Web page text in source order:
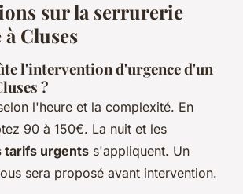
sur la serrurerie
Cluses
l'intervention d'urgence d'un
?
l'heure et la complexité. En
90 à 150€. La nuit et les
tarifs urgents s'appliquent. Un
sera proposé avant intervention.